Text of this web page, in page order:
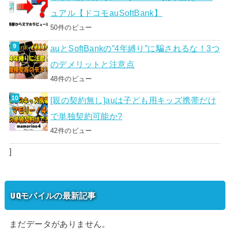
ュアル【ドコモauSoftBank】
50件のビュー
auとSoftBankの”4年縛り”に騙されるな！3つ
のデメリットと注意点
48件のビュー
[親の契約無し]auは子ども用キッズ携帯だけ
で単独契約可能か?
42件のビュー
]
UQモバイルの最新記事
まだデータがありません。